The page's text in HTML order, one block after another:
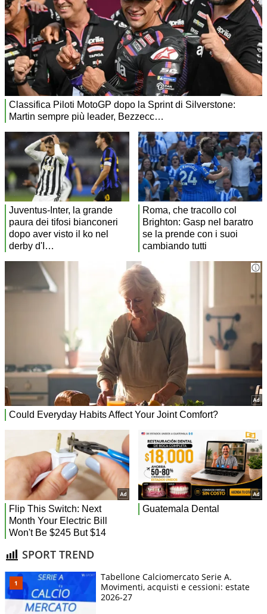
SPORT TREND
Tabellone Calciomercato Serie A.
Movimenti, acquisti e cessioni: estate
2026-27